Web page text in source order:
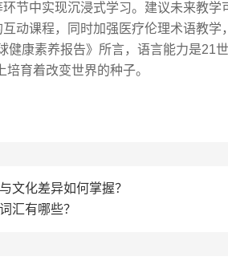
节中实现沉浸式学习。建议未来教学
动课程，同时加强医疗伦理术语教学
健康素养报告》所言，语言能力是21
育着改变世界的种子。
文化差异如何掌握？
汇有哪些？